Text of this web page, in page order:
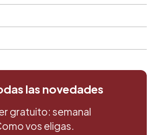
las novedades
gratuito: semanal
vos eligas.